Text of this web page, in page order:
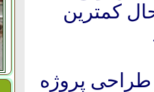
کمترین
طراحی پروژه